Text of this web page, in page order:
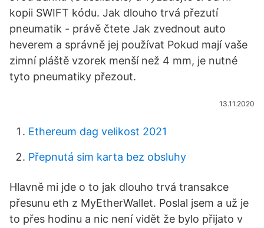
kopii SWIFT kódu. Jak dlouho trvá přezutí
pneumatik - právě čtete Jak zvednout auto
heverem a správně jej používat Pokud mají vaše
zimní pláště vzorek menší než 4 mm, je nutné
tyto pneumatiky přezout.
13.11.2020
Ethereum dag velikost 2021
Přepnutá sim karta bez obsluhy
Hlavně mi jde o to jak dlouho trvá transakce
přesunu eth z MyEtherWallet. Poslal jsem a už je
to přes hodinu a nic není vidět že bylo přijato v